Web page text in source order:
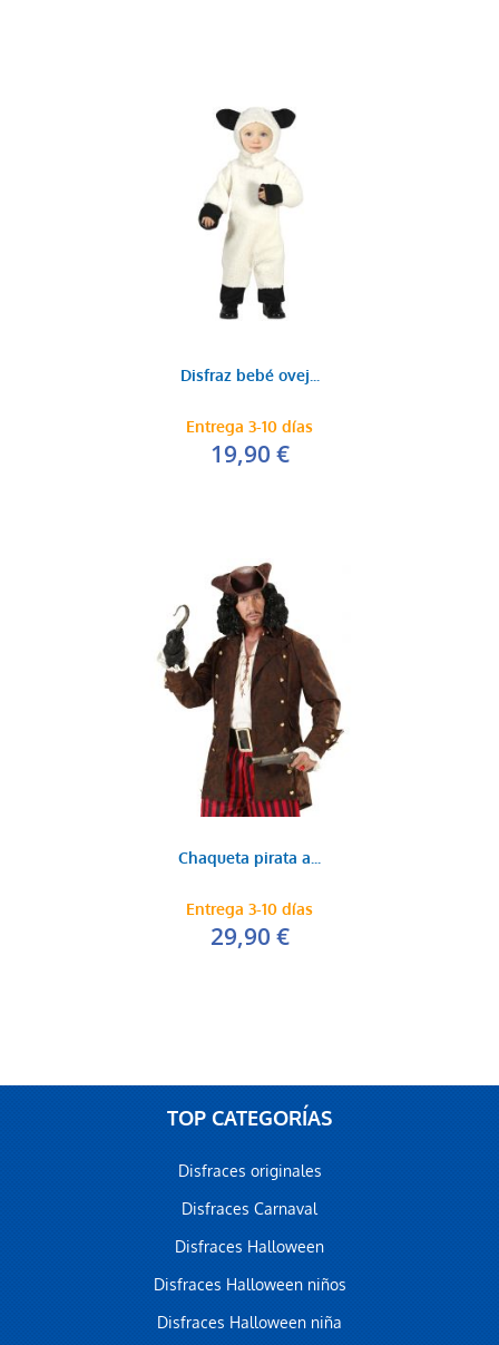
Disfraz bebé ovej...
Entrega 3-10 días
19,90 €
Chaqueta pirata a...
Entrega 3-10 días
29,90 €
TOP CATEGORÍAS
Disfraces originales
Disfraces Carnaval
Disfraces Halloween
Disfraces Halloween niños
Disfraces Halloween niña